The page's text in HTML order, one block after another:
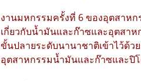
งานมหกรรมครั้งที่ 6 ของอุตสาหก
เกี่ยวกับน้ำมันและก๊าซและอุตสา
ขั้นปลายระดับนานาชาติเข้าไว้ด้
อุตสาหกรรมน้ำมันและก๊าซและปิ